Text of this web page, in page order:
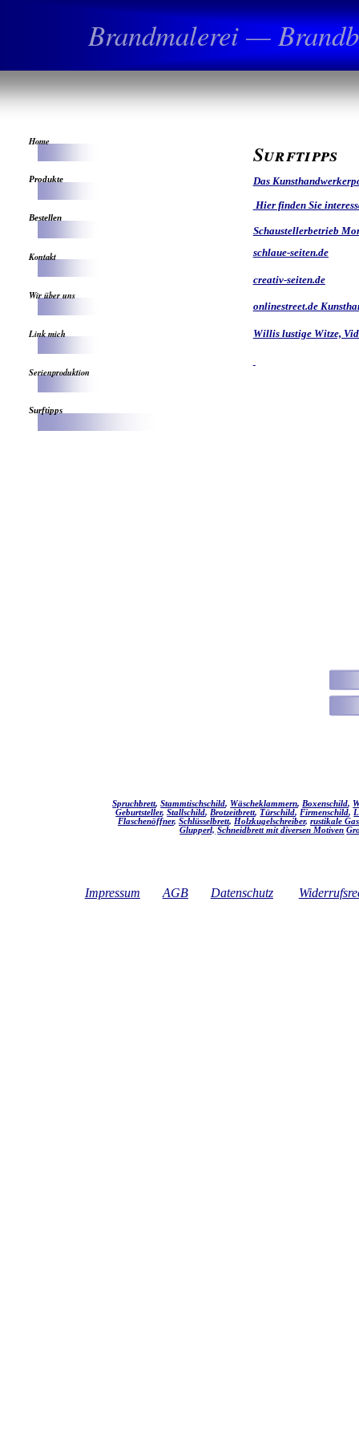
Surftipps
Das
Hier finden Sie
Schaustellerbetrieb
schlaue-seiten.de
creativ-seiten.de
onlinestreet.de
Willis lustige Witze,
Brandmalerei —
Home
Produkte
Bestellen
Kontakt
Wir über uns
Link mich
Serienproduktion
Surftipps
Spruchbrett,Stammtischschild, Wäscheklammern, Boxenschild,
Geburtsteller,Stallschild, Brotzeitbrett,Türschild, Firmenschild,
Flaschenöffner, Schlüsselbrett, Holzkugelschreiber, rustikale
Glupperl, Schneidbrett mit diversen Motiven
Impressum AGB Datenschutz